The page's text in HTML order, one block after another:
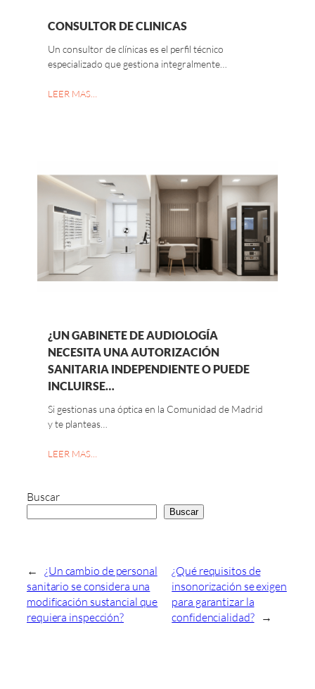
CONSULTOR DE CLINICAS
Un consultor de clínicas es el perfil técnico
especializado que gestiona integralmente…
LEER MAS…
¿UN GABINETE DE AUDIOLOGÍA
NECESITA UNA AUTORIZACIÓN
SANITARIA INDEPENDIENTE O PUEDE
INCLUIRSE…
Si gestionas una óptica en la Comunidad de Madrid
y te planteas…
LEER MAS…
Buscar
Buscar
←
¿Un cambio de personal
sanitario se considera una
modificación sustancial que
requiera inspección?
¿Qué requisitos de
insonorización se exigen
para garantizar la
confidencialidad?
→